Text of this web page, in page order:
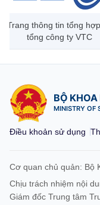
Trang thông tin tổng
tổng công ty VTC
BỘ KHOA
MINISTRY OF
Điều khoản sử dụng
Cơ quan chủ quản: Bộ
Chịu trách nhiệm nội
Giám đốc Trung tâm